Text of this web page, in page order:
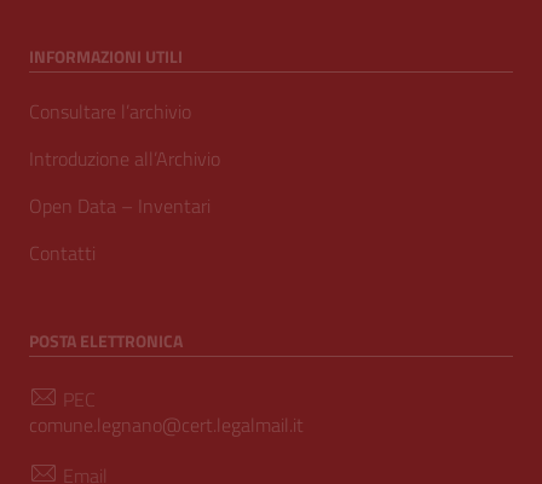
INFORMAZIONI UTILI
Consultare l’archivio
Introduzione all’Archivio
Open Data – Inventari
Contatti
POSTA ELETTRONICA
PEC
comune.legnano@cert.legalmail.it
Email